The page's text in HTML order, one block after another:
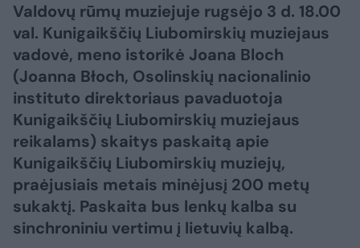
Valdovų rūmų muziejuje rugsėjo 3 d. 18.00
val. Kunigaikščių Liubomirskių muziejaus
vadovė, meno istorikė Joana Bloch
(Joanna Błoch, Osolinskių nacionalinio
instituto direktoriaus pavaduotoja
Kunigaikščių Liubomirskių muziejaus
reikalams) skaitys paskaitą apie
Kunigaikščių Liubomirskių muziejų,
praėjusiais metais minėjusį 200 metų
sukaktį. Paskaita bus lenkų kalba su
sinchroniniu vertimu į lietuvių kalbą.